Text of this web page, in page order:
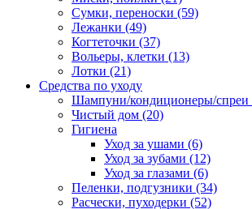
Сумки, переноски (59)
Лежанки (49)
Когтеточки (37)
Вольеры, клетки (13)
Лотки (21)
Средства по уходу
Шампуни/кондиционеры/спреи
Чистый дом (20)
Гигиена
Уход за ушами (6)
Уход за зубами (12)
Уход за глазами (6)
Пеленки, подгузники (34)
Расчески, пуходерки (52)